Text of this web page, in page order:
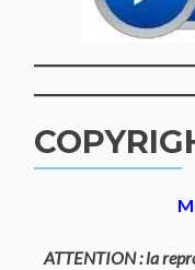
ATTENTION : la